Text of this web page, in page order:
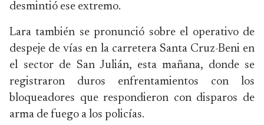
desmintió ese extremo.
Lara también se pronunció sobre el operativo de
despeje de vías en la carretera Santa Cruz-Beni en
el sector de San Julián, esta mañana, donde se
registraron duros enfrentamientos con los
bloqueadores que respondieron con disparos de
arma de fuego a los policías.